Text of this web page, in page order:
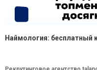
Наймология: бесплатный